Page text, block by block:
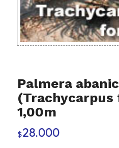
Palmera
1,00m
$28.000